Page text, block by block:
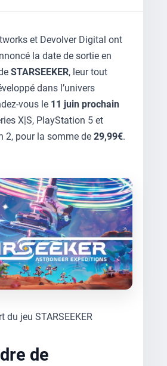
et Devolver Digital ont
la date de sortie en
STARSEEKER, leur tout
dans l’univers
vous le 11 juin prochain
X|S, PlayStation 5 et
2, pour la somme de 29,99€.
du jeu STARSEEKER
de